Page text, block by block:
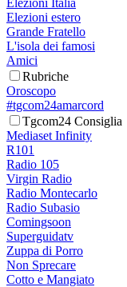
Elezioni estero
Grande Fratello
L'isola dei famosi
Amici
Rubriche
Oroscopo
#tgcom24amarcord
Tgcom24 Consiglia
Mediaset Infinity
R101
Radio 105
Virgin Radio
Radio Montecarlo
Radio Subasio
Comingsoon
Superguidatv
Zuppa di Porro
Non Sprecare
Cotto e Mangiato